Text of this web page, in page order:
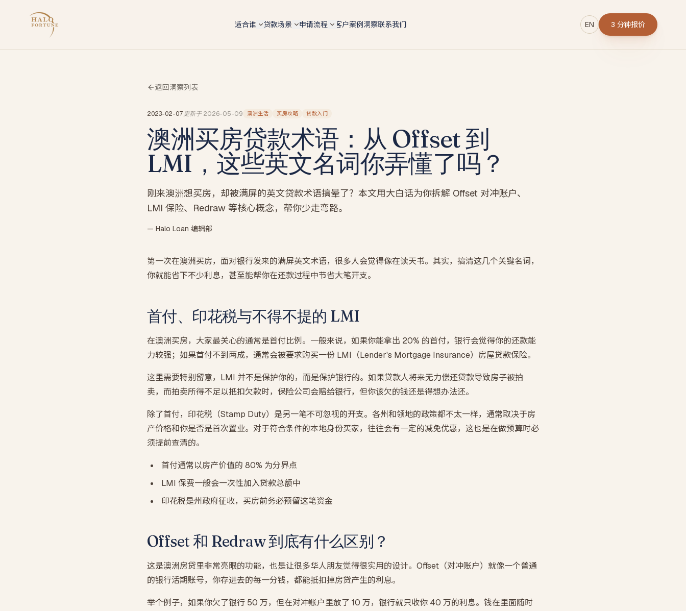
适合谁
自雇人士（总览）
Tradie 蓝领师傅
餐饮老板
餐厅 / 咖啡馆 / 酒吧 — 现金入账打包专项
墨尔本贷款经纪人
墨尔本本地自雇房贷专家 · 按区找经纪人（Box Hill /
墨尔本自雇人士
Carlton 餐饮 / Box Hill IT / CBD 设计师 — 本地 suburb
贷款场景
6 大场景总览
投资房 Investment
建房 Construction
商业 Commercial
套现 Cash-out
申请流程
5 步申请流程
Alt-doc 灵活文件
BAS + 流水 + 会计师信组合替代 2 年税单 · 18 家 lender
BAS-only 季报路径
4 季度 BAS + ABN 2 年 · 12 家 lender · 10 天 approval
投资房贷款 新
扩张
建筑贷款
期房贷款
买楼花 · 交割估值缺口提前压测
客户案例洞察联系我们 EN 3 分钟报价
返回洞察列表
2023-02-07更新于 2026-05-09 澳洲生活 买房攻略 贷款入门
澳洲买房贷款术语：从 Offset 到
LMI，这些英文名词你弄懂了吗？
刚来澳洲想买房，却被满屏的英文贷款术语搞晕了？本文用大白话为你拆解 Offset 对冲账户、
LMI 保险、Redraw 等核心概念，帮你少走弯路。
— Halo Loan 编辑部
第一次在澳洲买房，面对银行发来的满屏英文术语，很多人会觉得像在读天书。其实，搞清这几个关键名词，
你就能省下不少利息，甚至能帮你在还款过程中节省大笔开支。
首付、印花税与不得不提的 LMI
在澳洲买房，大家最关心的通常是首付比例。一般来说，如果你能拿出 20% 的首付，银行会觉得你的还款能
力较强；如果首付不到两成，通常会被要求购买一份 LMI（Lender's Mortgage Insurance）房屋贷款保险。
这里需要特别留意，LMI 并不是保护你的，而是保护银行的。如果贷款人将来无力偿还贷款导致房子被拍
卖，而拍卖所得不足以抵扣欠款时，保险公司会赔给银行，但你该欠的钱还是得想办法还。
除了首付，印花税（Stamp Duty）是另一笔不可忽视的开支。各州和领地的政策都不太一样，通常取决于房
产价格和你是否是首次置业。对于符合条件的本地身份买家，往往会有一定的减免优惠，这也是在做预算时必
须提前查清的。
首付通常以房产价值的 80% 为分界点
LMI 保费一般会一次性加入贷款总额中
印花税是州政府征收，买房前务必预留这笔资金
Offset 和 Redraw 到底有什么区别？
这是澳洲房贷里非常亮眼的功能，也是让很多华人朋友觉得很实用的设计。Offset（对冲账户）就像一个普通
的银行活期账号，你存进去的每一分钱，都能抵扣掉房贷产生的利息。
举个例子，如果你欠了银行 50 万，但在对冲账户里放了 10 万，银行就只收你 40 万的利息。钱在里面随时